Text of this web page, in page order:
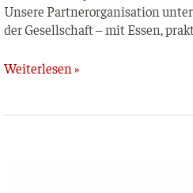
Unse­re Part­ner­or­ga­ni­sa­ti­on
der Gesell­schaft – mit Essen,
Weiterlesen »